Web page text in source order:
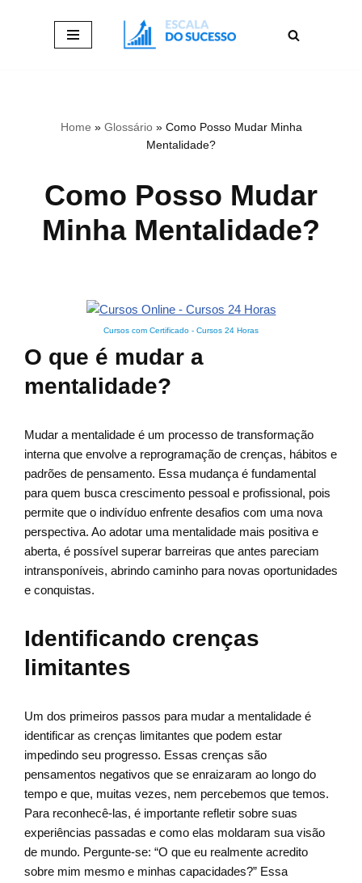
Home » Glossário» Como Posso Mudar Minha
Mentalidade?
Como Posso Mudar
Minha Mentalidade?
Cursos com Certificado - Cursos 24 Horas
O que é mudar a
mentalidade?
Mudar a mentalidade é um processo de transformação
interna que envolve a reprogramação de crenças, hábitos e
padrões de pensamento. Essa mudança é fundamental
para quem busca crescimento pessoal e profissional, pois
permite que o indivíduo enfrente desafios com uma nova
perspectiva. Ao adotar uma mentalidade mais positiva e
aberta, é possível superar barreiras que antes pareciam
intransponíveis, abrindo caminho para novas oportunidades
e conquistas.
Identificando crenças
limitantes
Um dos primeiros passos para mudar a mentalidade é
identificar as crenças limitantes que podem estar
impedindo seu progresso. Essas crenças são
pensamentos negativos que se enraizaram ao longo do
tempo e que, muitas vezes, nem percebemos que temos.
Para reconhecê-las, é importante refletir sobre suas
experiências passadas e como elas moldaram sua visão
de mundo. Pergunte-se: “O que eu realmente acredito
sobre mim mesmo e minhas capacidades?” Essa